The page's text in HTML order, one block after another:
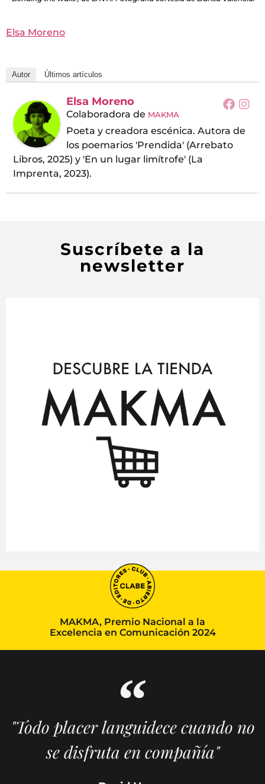
Elsa Moreno
Autor Últimos artículos
Elsa Moreno
Colaboradora de MAKMA
Poeta y creadora escénica. Autora de
los poemarios 'Prendida' (Arrebato
Libros, 2025) y 'En un lugar limítrofe' (La
Imprenta, 2023).
Suscríbete a la
newsletter
MAKMA, Premio Nacional a la
Excelencia en Comunicación 2024
"Todo placer languidece cuando no
se disfruta en compañía"